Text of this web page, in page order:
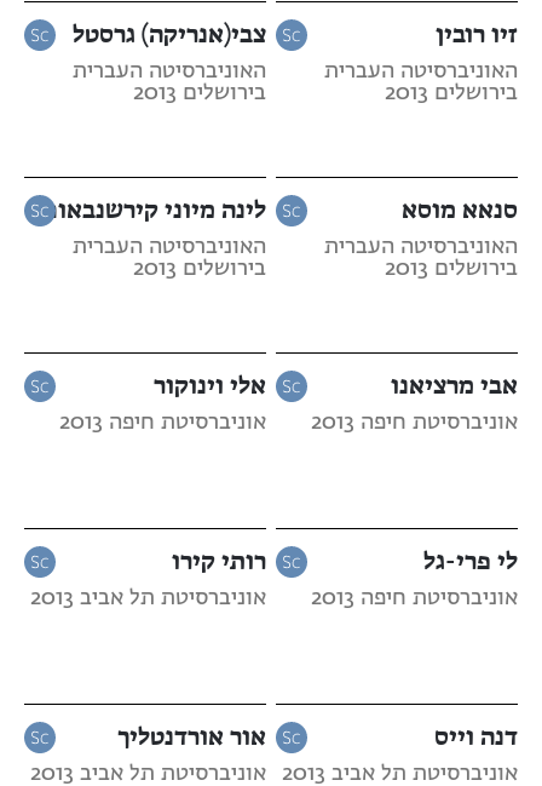
זיו רובין
האוניברסיטה העברית
בירושלים 2013
צבי(אנריקה) גרסטל
האוניברסיטה העברית
בירושלים 2013
סנאא מוסא
האוניברסיטה העברית
בירושלים 2013
לינה מיוני קירשנבאום
האוניברסיטה העברית
בירושלים 2013
אבי מרציאנו
אוניברסיטת חיפה 2013
אלי וינוקור
אוניברסיטת חיפה 2013
לי פרי-גל
אוניברסיטת חיפה 2013
רותי קירו
אוניברסיטת תל אביב 2013
דנה וייס
אוניברסיטת תל אביב 2013
אור אורדנטליך
אוניברסיטת תל אביב 2013